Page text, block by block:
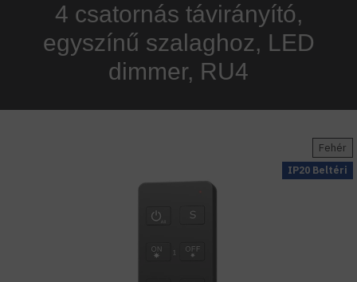
4 csatornás távirányító,
egyszínű szalaghoz, LED
dimmer, RU4
IP20 Beltéri
Fehér